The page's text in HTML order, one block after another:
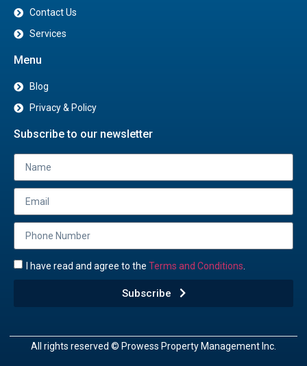
Contact Us
Services
Menu
Blog
Privacy & Policy
Subscribe to our newsletter
I have read and agree to the Terms and Conditions
Subscribe
All rights reserved © Prowess Property Management Inc.